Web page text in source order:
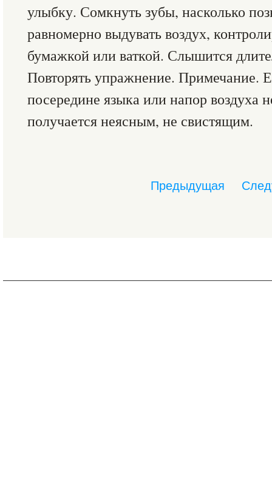
улыбку. Сомкнуть зубы, насколько
равномерно выдувать воздух,
бумажкой или ваткой. Слышится
Повторять упражнение. Примечание.
посередине языка или напор воздуха
получается неясным, не свистящим.
Предыдущая